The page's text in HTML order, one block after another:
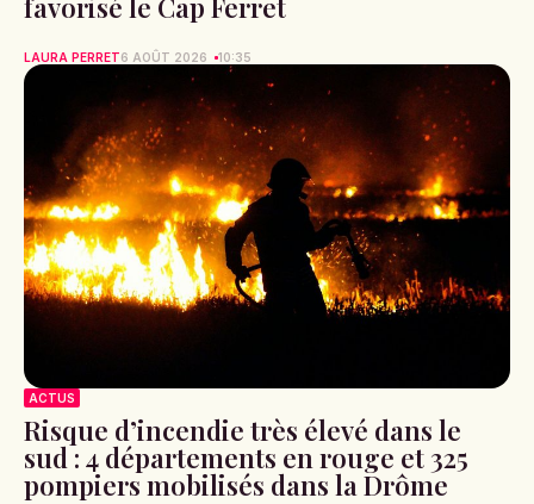
LAURA PERRET6 AOÛT 2026 10:35
ACTUS
Risque d’incendie très élevé dans le
sud : 4 départements en rouge et 325
pompiers mobilisés dans la Drôme